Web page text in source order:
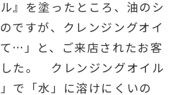
』を塗ったところ、油のシ
ですが、クレンジングオイ
…」と、ご来店されたお客
た。 クレンジングオイル
で「水」に溶けにくいの